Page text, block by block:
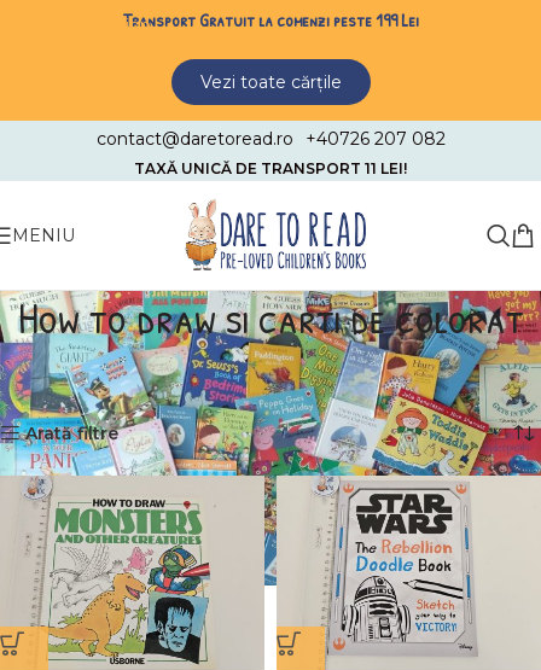
Skip to navigationTransport Gratuit la comenzi peste 199 Lei
Vezi toate cărțile
contact@daretoread.ro +40726 207 082
TAXĂ UNICĂ DE TRANSPORT 11 LEI!
MENIU
How to draw si carti de colorat
Prima pagină Carti cu activitati How to draw si carti de colorat
Afișez 1 - 12 din 16 rezultate
Arată filtre